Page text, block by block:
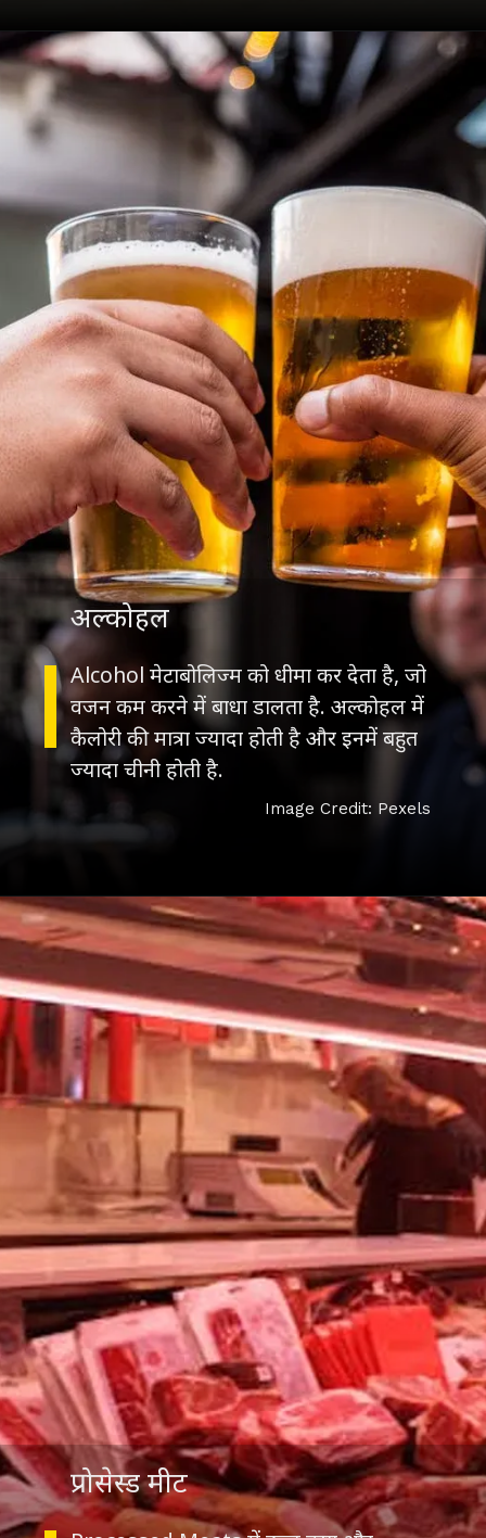
Alcohol मेटाबोलिज्म को धीमा कर देता है, जो
वजन कम करने में बाधा डालता है. अल्कोहल में
कैलोरी की मात्रा ज्यादा होती है और इनमें बहुत
ज्यादा चीनी होती है.
अल्कोहल
Image Credit: Pexels
प्रोसेस्ड मीट